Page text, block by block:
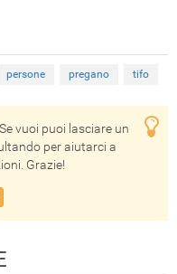
persone pregano tifo
vuoi puoi lasciare un
per aiutarci a
Grazie!